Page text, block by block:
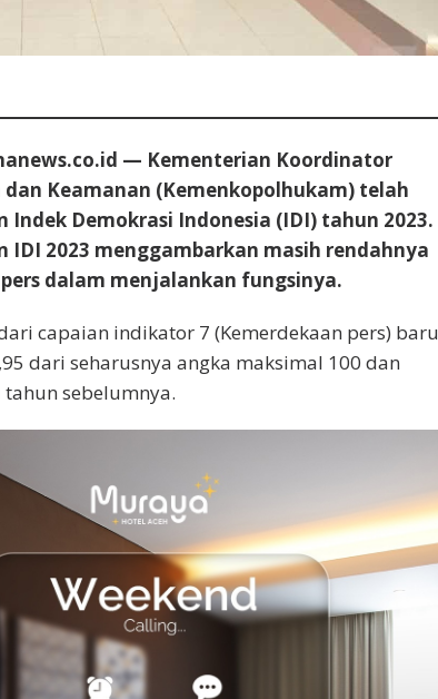
— Kementerian Koordinator
Keamanan (Kemenkopolhukam) telah
Indek Demokrasi Indonesia (IDI) tahun 2023.
IDI 2023 menggambarkan masih rendahnya
dalam menjalankan fungsinya.
capaian indikator 7 (Kemerdekaan pers) baru
dari seharusnya angka maksimal 100 dan
sebelumnya.